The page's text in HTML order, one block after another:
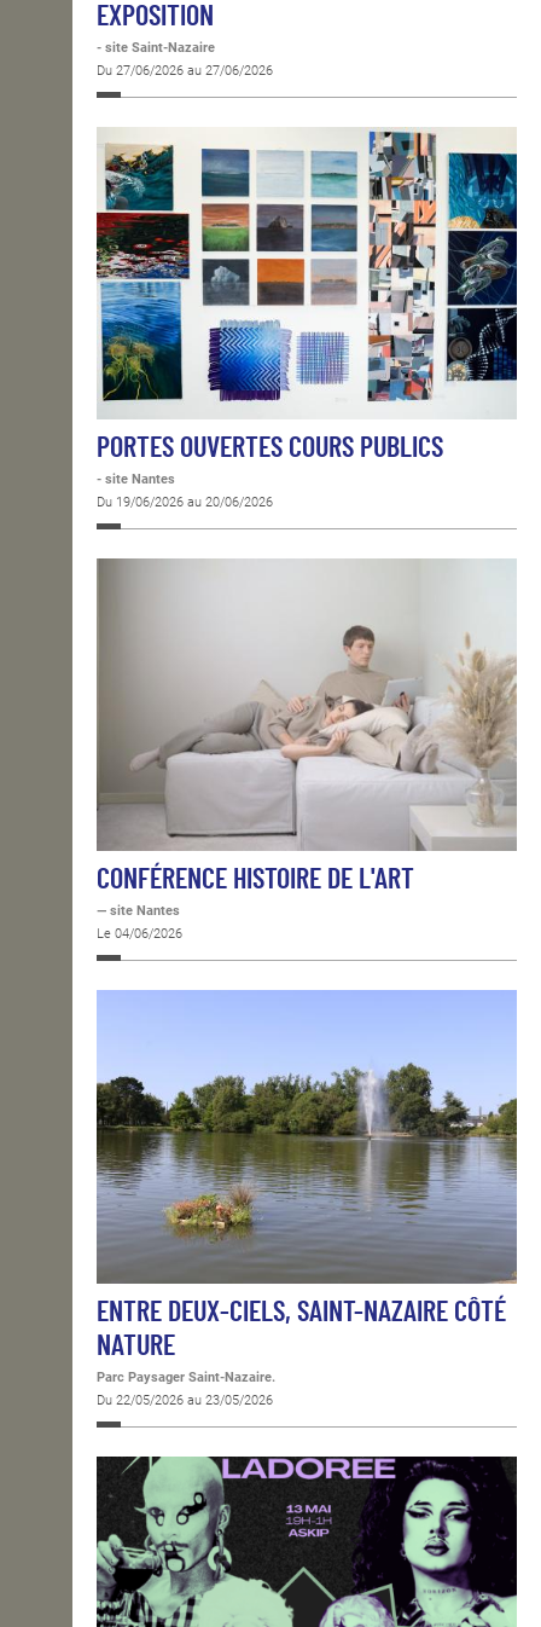
EXPOSITION
- site Saint-Nazaire
Du 27/06/2026 au 27/06/2026
PORTES OUVERTES COURS PUBLICS
- site Nantes
Du 19/06/2026 au 20/06/2026
CONFÉRENCE HISTOIRE DE L'ART
— site Nantes
Le 04/06/2026
ENTRE DEUX-CIELS, SAINT-NAZAIRE CÔTÉ
NATURE
Parc Paysager Saint-Nazaire.
Du 22/05/2026 au 23/05/2026